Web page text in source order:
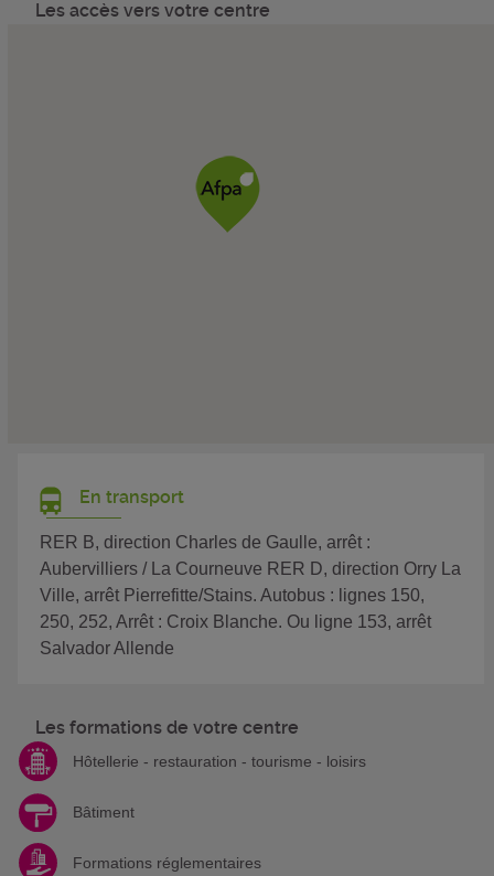
Les accès vers votre centre
En transport
RER B, direction Charles de Gaulle, arrêt :
Aubervilliers / La Courneuve RER D, direction Orry La
Ville, arrêt Pierrefitte/Stains. Autobus : lignes 150,
250, 252, Arrêt : Croix Blanche. Ou ligne 153, arrêt
Salvador Allende
Les formations de votre centre
Hôtellerie - restauration - tourisme - loisirs
Bâtiment
Formations réglementaires